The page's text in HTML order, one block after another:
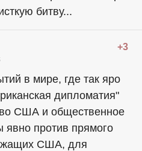
битву...
+3
в мире, где так яро
дипломатия"
США и общественное
явно против прямого
США, для